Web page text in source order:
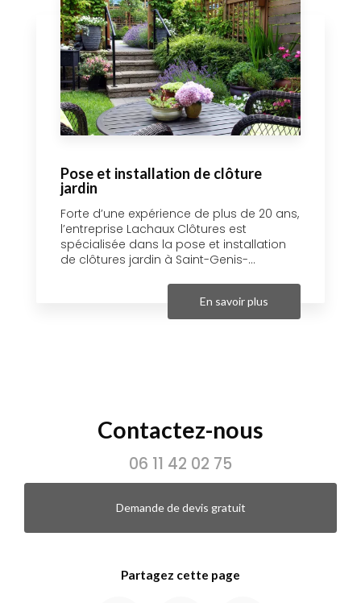
Pose et installation de clôture
jardin
Forte d’une expérience de plus de 20 ans,
l’entreprise Lachaux Clôtures est
spécialisée dans la pose et installation
de clôtures jardin à Saint-Genis-...
En savoir plus
Contactez-nous
06 11 42 02 75
Demande de devis gratuit
Partagez cette page